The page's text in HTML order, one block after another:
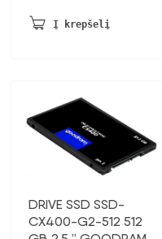
buvo:
20,91 €.
Į krepšelį
DRIVE SSD SSD-
CX400-G2-512 512